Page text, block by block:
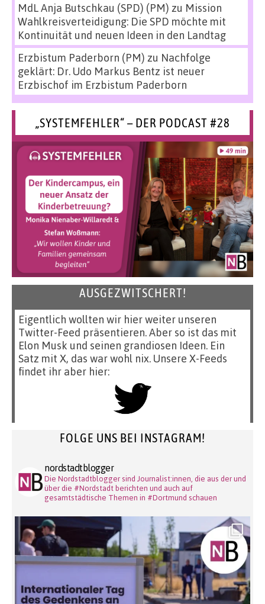
MdL Anja Butschkau (SPD) (PM) zu Mission
Wahlkreisverteidigung: Die SPD möchte mit
Kontinuität und neuen Ideen in den Landtag
Erzbistum Paderborn (PM) zu Nachfolge
geklärt: Dr. Udo Markus Bentz ist neuer
Erzbischof im Erzbistum Paderborn
„SYSTEMFEHLER“ – DER PODCAST #28
AUSGEZWITSCHERT!
Eigentlich wollten wir hier weiter unseren
Twitter-Feed präsentieren. Aber so ist das mit
Elon Musk und seinen grandiosen Ideen. Ein
Satz mit X, das war wohl nix. Unsere X-Feeds
findet ihr aber hier:
FOLGE UNS BEI INSTAGRAM!
nordstadtblogger
Die Nordstadtblogger sind Journalist:innen, die aus der und
über die #Nordstadt berichten und auch auf
gesamtstädtische Themen in #Dortmund schauen